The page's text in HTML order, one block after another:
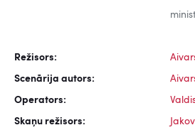
Režisors:
Scenārija autors:
Operators:
Skaņu režisors: